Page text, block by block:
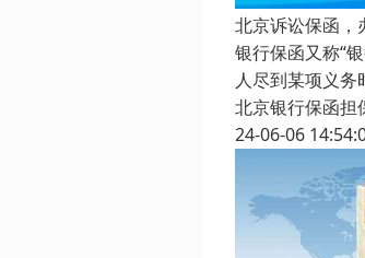
北京诉讼保函，
银行保函又称“
人尽到某项义
北京银行保函担
24-06-06